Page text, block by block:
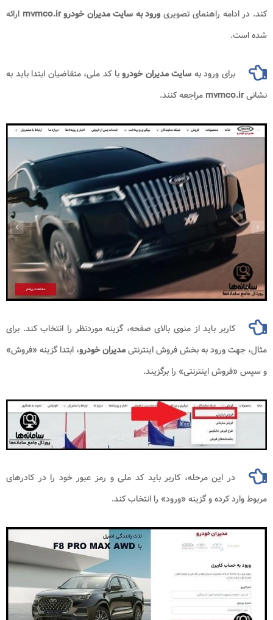
کند. در ادامه راهنمای تصویری ورود به سایت مدیران خودرو mvmco.ir ارائه
شده است.
برای ورود به سایت مدیران خودروبا کد ملی، متقاضیان ابتدا باید به
نشانیmvmco.ir مراجعه کنند.
کاربر باید از منوی بالای صفحه، گزینه موردنظر را انتخاب کند. برای
مثال، جهت ورود به بخش فروش اینترنتیمدیران خودرو، ابتدا گزینه «فروش»
و سپس «فروش اینترنتی» را برگزیند.
در این مرحله، کاربر باید کد ملی و رمز عبور خود را در کادرهای
مربوط وارد کرده و گزینه «ورود» را انتخاب کند.